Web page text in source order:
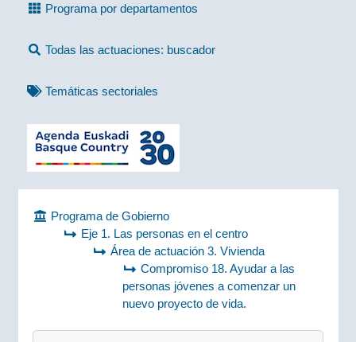
Programa por departamentos
Todas las actuaciones: buscador
Temáticas sectoriales
Programa de Gobierno
Eje 1. Las personas en el centro
Área de actuación 3. Vivienda
Compromiso 18. Ayudar a las
personas jóvenes a comenzar un
nuevo proyecto de vida.